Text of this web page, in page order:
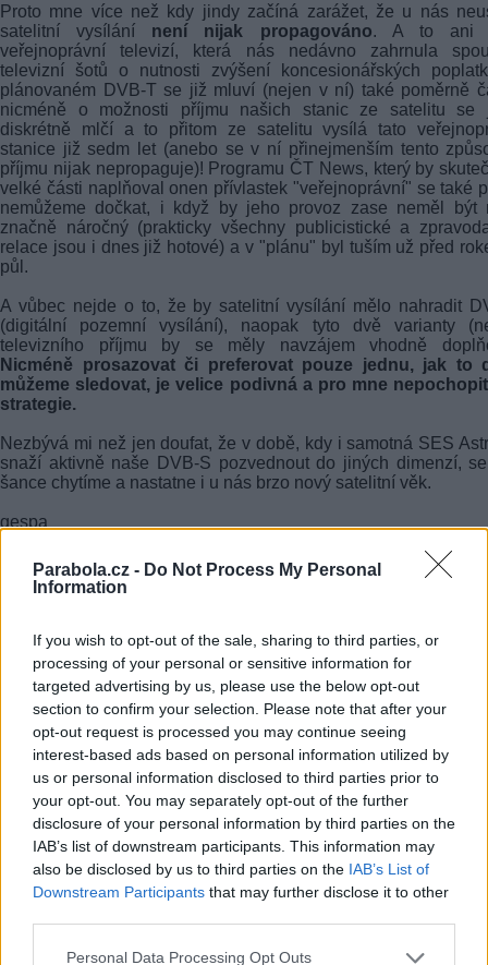
Parabola.cz - Do Not Process My Personal
Information
If you wish to opt-out of the sale, sharing to third parties, or
processing of your personal or sensitive information for
targeted advertising by us, please use the below opt-out
section to confirm your selection. Please note that after your
opt-out request is processed you may continue seeing
interest-based ads based on personal information utilized by
us or personal information disclosed to third parties prior to
your opt-out. You may separately opt-out of the further
disclosure of your personal information by third parties on the
IAB’s list of downstream participants. This information may
also be disclosed by us to third parties on the IAB’s List of
Downstream Participants that may further disclose it to other
Personal Data Processing Opt Outs
Proto mne více než kdy jindy začíná zarážet, že u nás
satelitní vysílání není nijak propagováno. A to ani
veřejnoprávní televizí, která nás nedávno zahrnula
televizní šotů o nutnosti zvýšení koncesionářských
plánovaném
DVB-Tse již mluví (nejen v ní) také poměrně
nicméně o možnosti příjmu našich stanic ze satelitu se
diskrétně mlčí a to přitom ze satelitu vysílá tato
stanice již sedm let (anebo se v ní přinejmenším tento
příjmu nijak nepropaguje)! Programu ČT News, který by
velké části naplňoval onen přívlastek "veřejnoprávní" se také
nemůžeme dočkat, i když by jeho provoz zase neměl být
značně náročný (prakticky všechny publicistické a
relace jsou i dnes již hotové) a v "plánu" byl tuším už před
půl.
A vůbec nejde o to, že by satelitní vysílání mělo nahradit
(digitální pozemní vysílání), naopak tyto dvě varianty
televizního příjmu by se měly navzájem vhodně
Nicméně prosazovat či preferovat pouze jednu, jak to
můžeme sledovat, je velice podivná a pro mne
strategie.
Nezbývá mi než jen doufat, že v době, kdy i samotná SES
snaží aktivně naše DVB-S pozvednout do jiných dimenzí,
šance chytíme a nastatne i u nás brzo nový satelitní věk.
gespa
FACEBOOK
Přečtěte si také
Český Telecom získal licenci na DVB-T
Dnes startuje DVB-T v severním Německu
DVB-T nepřinese divákům jen výhody
Reklama
Pracovní nabídky
06.08.2026 -Údržbář výrobních linek • mzda 40 000Kč • stravování i
zdarma (Ref. č.: Fau - údr) (Nýřany)
Měřící technik - elektro (Okres Prachatice)
06.08.2026 -Hledáme montážní skupiny I jednotlivce pro montáž